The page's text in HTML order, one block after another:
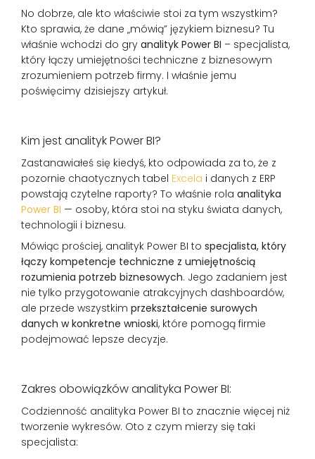
No dobrze, ale kto właściwie stoi za tym wszystkim?
Kto sprawia, że dane „mówią” językiem biznesu? Tu
właśnie wchodzi do gry analityk Power BI – specjalista,
który łączy umiejętności techniczne z biznesowym
zrozumieniem potrzeb firmy. I właśnie jemu
poświęcimy dzisiejszy artykuł.
Kim jest analityk Power BI?
Zastanawiałeś się kiedyś, kto odpowiada za to, że z
pozornie chaotycznych tabel Excela i danych z ERP
powstają czytelne raporty? To właśnie rola analityka
Power BI — osoby, która stoi na styku świata danych,
technologii i biznesu.
Mówiąc prościej, analityk Power BI to specjalista, który
łączy kompetencje techniczne z umiejętnością
rozumienia potrzeb biznesowych. Jego zadaniem jest
nie tylko przygotowanie atrakcyjnych dashboardów,
ale przede wszystkim przekształcenie surowych
danych w konkretne wnioski, które pomogą firmie
podejmować lepsze decyzje.
Zakres obowiązków analityka Power BI:
Codzienność analityka Power BI to znacznie więcej niż
tworzenie wykresów. Oto z czym mierzy się taki
specjalista: